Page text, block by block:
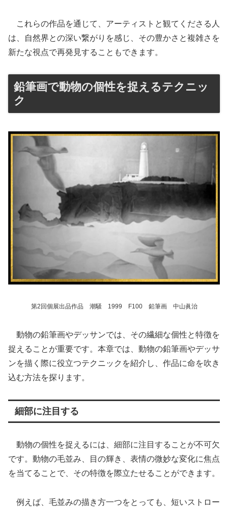
これらの作品を通じて、アーティストと観てくださる人
は、自然界との深い繋がりを感じ、その豊かさと複雑さを
新たな視点で再発見することもできます。
鉛筆画で動物の個性を捉えるテクニッ
ク
第2回個展出品作品 潮騒 1999 F100 鉛筆画 中山眞治
動物の鉛筆画やデッサンでは、その繊細な個性と特徴を
捉えることが重要です。本章では、動物の鉛筆画やデッサ
ンを描く際に役立つテクニックを紹介し、作品に命を吹き
込む方法を探ります。
細部に注目する
動物の個性を捉えるには、細部に注目することが不可欠
です。動物の毛並み、目の輝き、表情の微妙な変化に焦点
を当てることで、その特徴を際立たせることができます。
例えば、毛並みの描き方一つをとっても、短いストロー